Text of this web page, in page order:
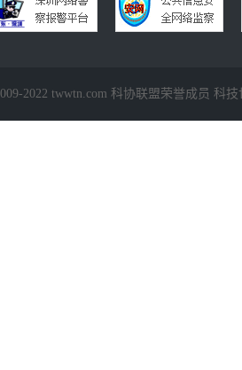
2022 twwtn.com 科协联盟荣誉成员 科